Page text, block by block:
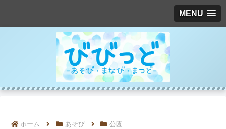
MENU
ホーム あそび 公園